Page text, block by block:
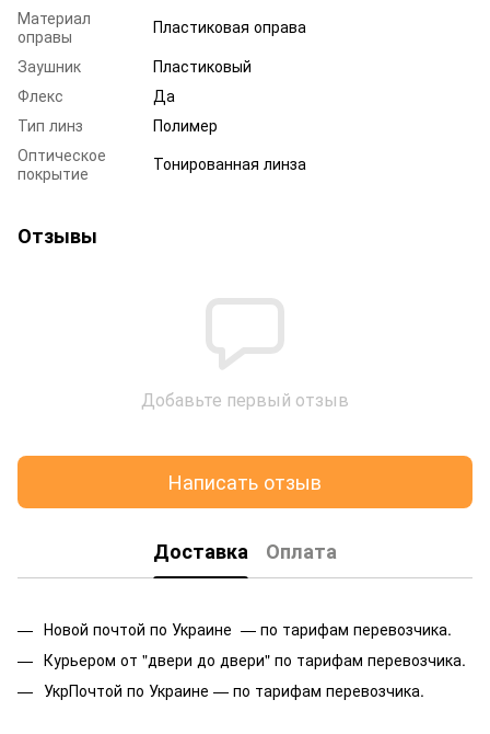
Материал
оправы
Пластиковая оправа
Заушник
Пластиковый
Флекс
Да
Тип линз
Полимер
Оптическое
покрытие
Тонированная линза
Отзывы
Добавьте первый отзыв
Написать отзыв
Доставка Оплата
Новой почтой по Украине — по тарифам перевозчика.
Курьером от "двери до двери" по тарифам перевозчика.
УкрПочтой по Украине — по тарифам перевозчика.